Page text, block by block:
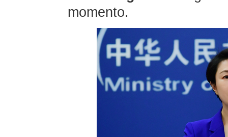
momento.